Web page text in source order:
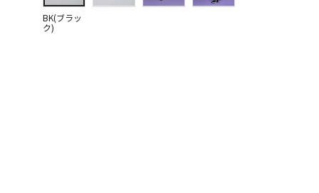
BK(ブラッ
ク)